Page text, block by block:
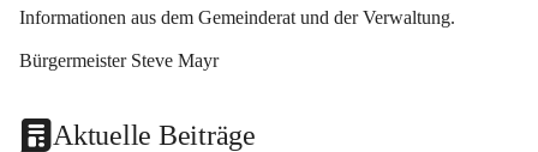
Informationen aus dem Gemeinderat und der Verwaltung.
Bürgermeister Steve Mayr
Aktuelle Beiträge